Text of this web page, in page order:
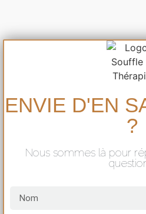
ENVIE D'EN
?
Nous sommes là pour